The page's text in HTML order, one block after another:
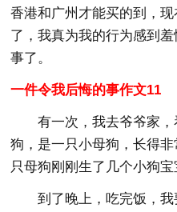
香港和广州才能买的到，
了，我真为我的行为感到
事了。
一件令我后悔的事作文11
有一次，我去爷爷家
狗，是一只小母狗，长得
只母狗刚刚生了几个小狗宝
到了晚上，吃完饭，